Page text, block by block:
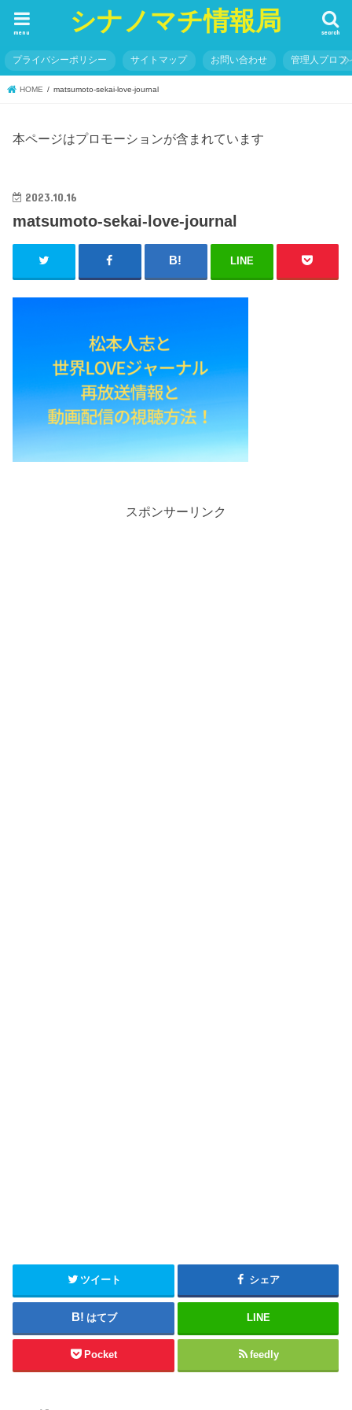
シナノマチ情報局 search
menu
プライバシーポリシー サイトマップ お問い合わせ 管理人プロフ
HOME matsumoto-sekai-love-journal
本ページはプロモーションが含まれています
2023.10.16
matsumoto-sekai-love-journal
LINE
スポンサーリンク
ツイート シェア
はてブ LINE
Pocket feedly